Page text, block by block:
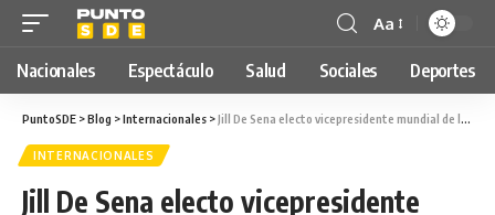
Aa
Nacionales Espectáculo Salud Sociales Deportes
PuntoSDE >Blog >Internacionales >Jill De Sena electo vicepresidente mundial de la Cámara Junior Internacional 2026
INTERNACIONALES
Jill De Sena electo vicepresidente